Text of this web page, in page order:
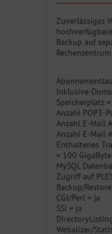
Zuverlässiges
Backup auf
Rechenzentrum
Inklusive-
Speicherplatz
Anzahl POP3-
Anzahl E-Mail
Anzahl E-Mail
Enthaltenes
= 100 GigaByte
MySQL
Zugriff auf
Backup/
CGI/Perl = ja
SSI = ja
Webalizer/